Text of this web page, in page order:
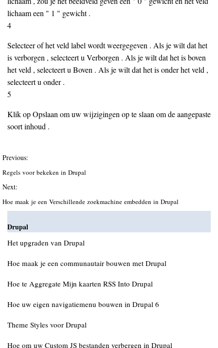
lichaam een " 1 " gewicht .
4
Selecteer of het veld label wordt weergegeven . Als je wilt dat het
is verborgen , selecteert u Verborgen . Als je wilt dat het is boven
het veld , selecteert u Boven . Als je wilt dat het is onder het veld ,
selecteert u onder .
5
Klik op Opslaan om uw wijzigingen op te slaan om de aangepaste
soort inhoud .
Previous:
Regels voor bekeken in Drupal
Next:
Hoe maak je een Verschillende zoekmachine embedden in Drupal
Drupal
Het upgraden van Drupal
Hoe maak je een communautair bouwen met Drupal
Hoe te Aggregate Mijn kaarten RSS Into Drupal
Hoe uw eigen navigatiemenu bouwen in Drupal 6
Theme Styles voor Drupal
Hoe om uw Custom JS bestanden verbergen in Drupal